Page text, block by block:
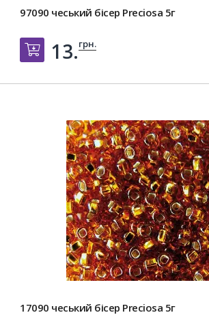
97090 чеський бісер Preciosa 5г
Добавить в корзину
13.грн.
17090 чеський бісер Preciosa 5г